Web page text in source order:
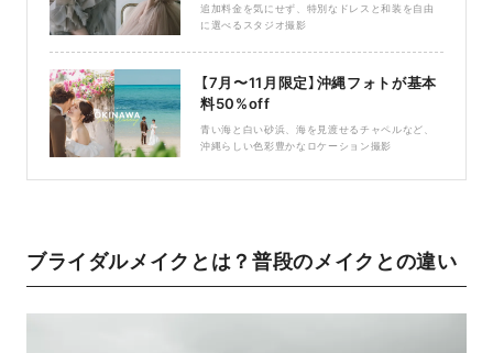
追加料金を気にせず、特別なドレスと和装を自由
に選べるスタジオ撮影
【7月〜11月限定】沖縄フォトが基本
料50%off
青い海と白い砂浜、海を見渡せるチャペルなど、
沖縄らしい色彩豊かなロケーション撮影
ブライダルメイクとは？普段のメイクとの違い